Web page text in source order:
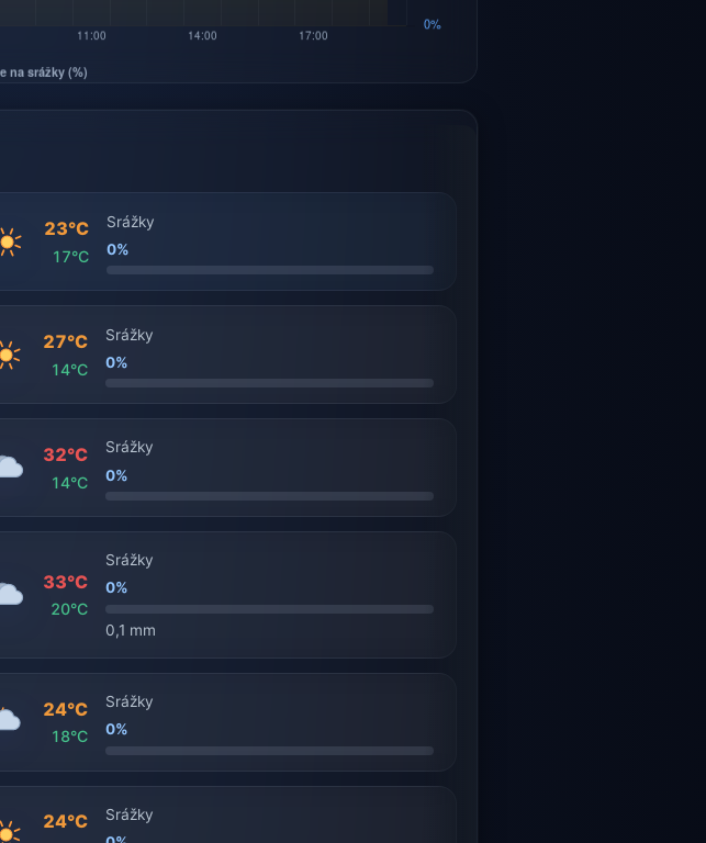
23°C
17°C
Srážky
0%
27°C
14°C
Srážky
0%
32°C
14°C
Srážky
0%
33°C
20°C
Srážky
0%
0,1 mm
24°C
18°C
Srážky
0%
24°C
Srážky